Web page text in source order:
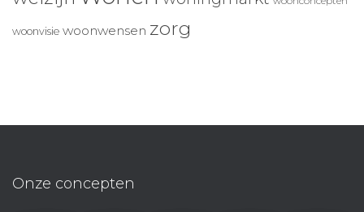
woonvisie woonwensen zorg
Onze concepten